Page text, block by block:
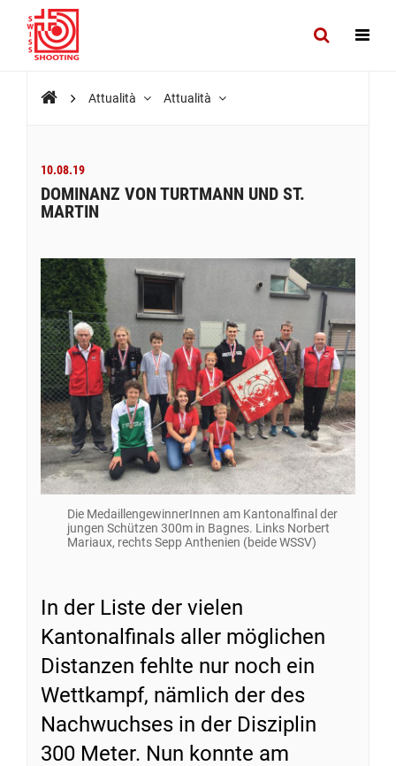
Attualità Attualità
10.08.19
DOMINANZ VON TURTMANN UND ST.
MARTIN
Die MedaillengewinnerInnen am Kantonalfinal der
jungen Schützen 300m in Bagnes. Links Norbert
Mariaux, rechts Sepp Anthenien (beide WSSV)
In der Liste der vielen
Kantonalfinals aller möglichen
Distanzen fehlte nur noch ein
Wettkampf, nämlich der des
Nachwuchses in der Disziplin
300 Meter. Nun konnte am